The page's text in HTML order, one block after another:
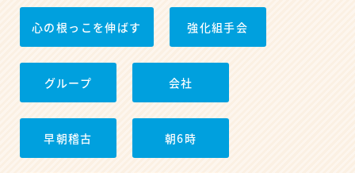
心の根っこを伸ばす 強化組手会
グループ 会社
早朝稽古 朝6時